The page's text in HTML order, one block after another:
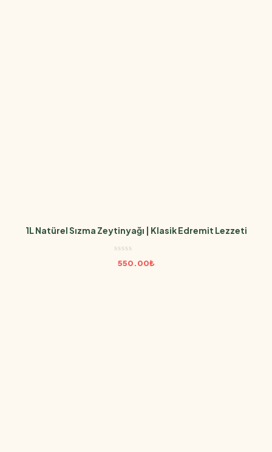
1L Natürel Sızma Zeytinyağı | Klasik Edremit Lezzeti
550.00₺